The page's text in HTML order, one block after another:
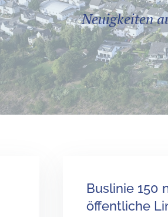
Neuigkeiten
Buslinie 150
öffentliche